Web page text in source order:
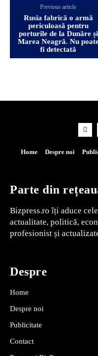
Previous article
Rusia fabrică o armă
periculoasă pentru
porturile de la Dunăre și
Marea Neagră. Nu
fi detectată
Home Despre noi
Parte din
Bizpress.ro îți aduce
actualitate, politică,
profesionist și
Despre
Home
Despre noi
Publicitate
Contact